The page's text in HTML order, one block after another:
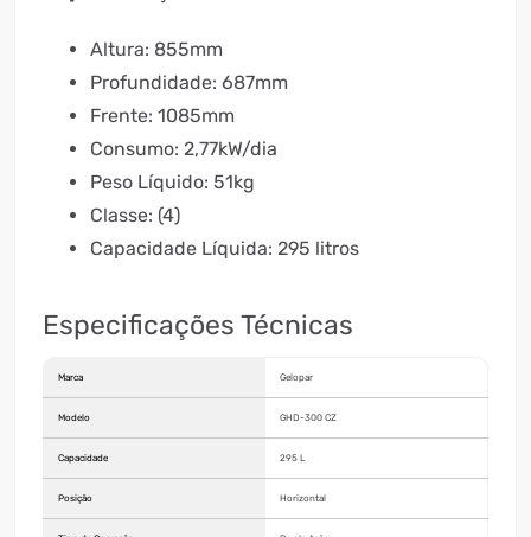
Altura: 855mm
Profundidade: 687mm
Frente: 1085mm
Consumo: 2,77kW/dia
Peso Líquido: 51kg
Classe: (4)
Capacidade Líquida: 295 litros
Especificações Técnicas
Marca Gelopar
Modelo GHD-300 CZ
Capacidade 295 L
Posição Horizontal